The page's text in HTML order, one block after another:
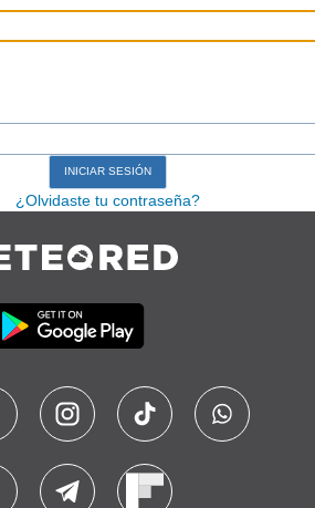
¿Olvidaste tu contraseña?